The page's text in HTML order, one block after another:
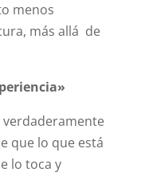
menos
más allá de
verdaderamente
que lo que está
lo toca y